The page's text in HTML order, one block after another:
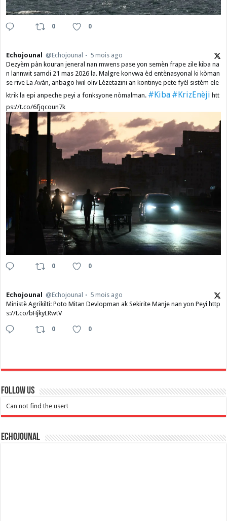
0 0
Echojounal @Echojounal
5 mois ago
Dezyèm pàn kouran jeneral nan mwens pase yon semèn frape zile kiba na
n lannwit samdi 21 mas 2026 la. Malgre konvwa èd entènasyonal ki kòman
se rive La Avàn, anbago lwil oliv Lèzetazini an kontinye pete fyèl sistèm ele
ktrik la epi anpeche peyi a fonksyone nòmalman. #Kiba #KrizEnèji htt
ps://t.co/6fjqcoun7k
0 0
Echojounal @Echojounal
5 mois ago
Ministè Agrikilti: Poto Mitan Devlopman ak Sekirite Manje nan yon Peyi http
s://t.co/bHjkyLRwtV
0 0
Follow Us
Can not find the user!
Echojounal